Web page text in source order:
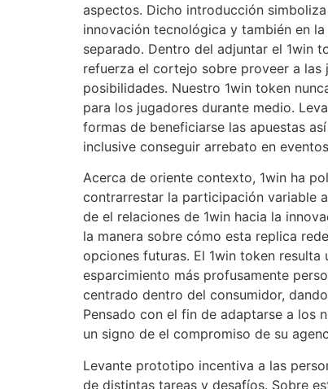
aspectos. Dicho introducción
innovación tecnológica y también en
separado. Dentro del adjuntar el 1win
refuerza el cortejo sobre proveer a las
posibilidades. Nuestro 1win token
para los jugadores durante medio.
formas de beneficiarse las apuestas
inclusive conseguir arrebato en
Acerca de oriente contexto, 1win ha
contrarrestar la participación variable
de el relaciones de 1win hacia la
la manera sobre cómo esta replica
opciones futuras. El 1win token
esparcimiento más profusamente
centrado dentro del consumidor,
Pensado con el fin de adaptarse a los
un signo de el compromiso de su
Levante prototipo incentiva a las
de distintas tareas y desafíos. Sobre